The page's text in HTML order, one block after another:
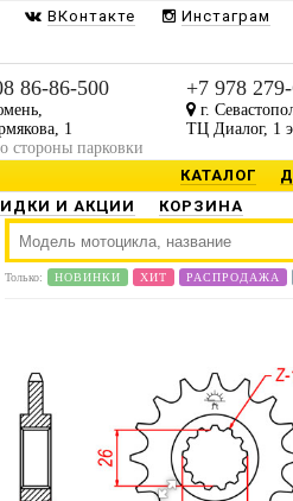
ВКонтакте Инстаграм
86-86-500
1
стороны парковки
+7 978
г.
ТЦ Диалог, 1
КАТАЛОГ
И АКЦИИ КОРЗИНА
Только: НОВИНКИ ХИТ РАСПРОДАЖА